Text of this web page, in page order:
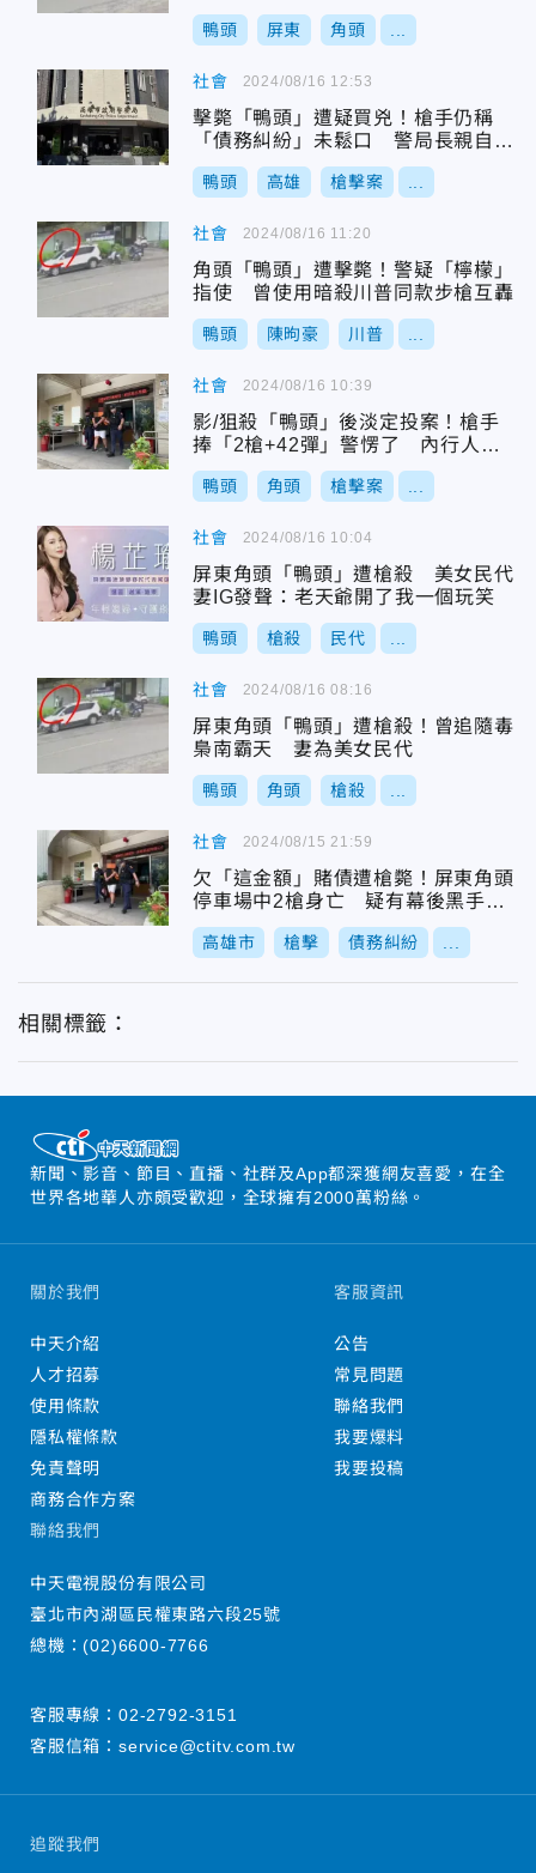
鬼
鴨頭 屏東 角頭
社會
擊斃「鴨頭」遭疑買兇！槍手仍稱
「債務糾紛」未鬆口 警局長親自訊
問
鴨頭 高雄 槍擊案
2024/08/16 12:53
社會
角頭「鴨頭」遭擊斃！警疑「檸檬」
指使 曾使用暗殺川普同款步槍互轟
鴨頭 陳昫豪 川普
2024/08/16 11:20
社會
影/狙殺「鴨頭」後淡定投案！槍手
捧「2槍+42彈」警愣了 內行人：
有挑釁意味
鴨頭 角頭 槍擊案
2024/08/16 10:39
社會
屏東角頭「鴨頭」遭槍殺 美女民代
妻IG發聲：老天爺開了我一個玩笑
鴨頭 槍殺 民代
2024/08/16 10:04
社會
屏東角頭「鴨頭」遭槍殺！曾追隨毒
梟南霸天 妻為美女民代
鴨頭 角頭 槍殺
2024/08/16 08:16
社會
欠「這金額」賭債遭槍斃！屏東角頭
停車場中2槍身亡 疑有幕後黑手教
唆犯罪
高雄市 槍擊 債務糾紛
2024/08/15 21:59
相關標籤：
新聞、影音、節目、直播、社群及App都深獲網友喜愛，在全
世界各地華人亦頗受歡迎，全球擁有2000萬粉絲。
追蹤我們
關於我們
中天介紹
人才招募
使用條款
隱私權條款
免責聲明
商務合作方案
客服資訊
公告
常見問題
聯絡我們
我要爆料
我要投稿
聯絡我們
中天電視股份有限公司
臺北市內湖區民權東路六段25號
總機：(02)6600-7766
客服專線： 02-2792-3151
客服信箱： service@ctitv.com.tw